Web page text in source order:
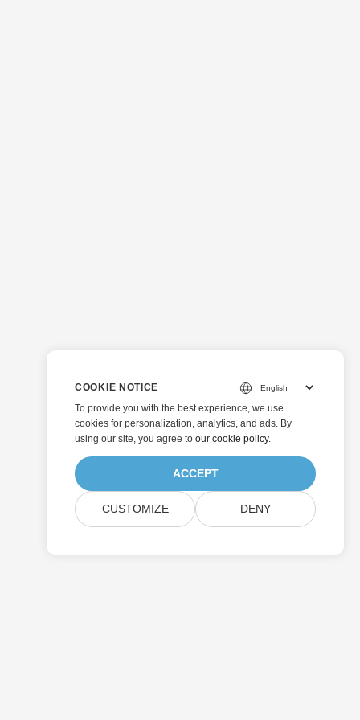
COOKIE NOTICE
To provide you with the best experience, we use
cookies for personalization, analytics, and ads. By
using our site, you agree to our cookie policy.
ACCEPT
CUSTOMIZE DENY